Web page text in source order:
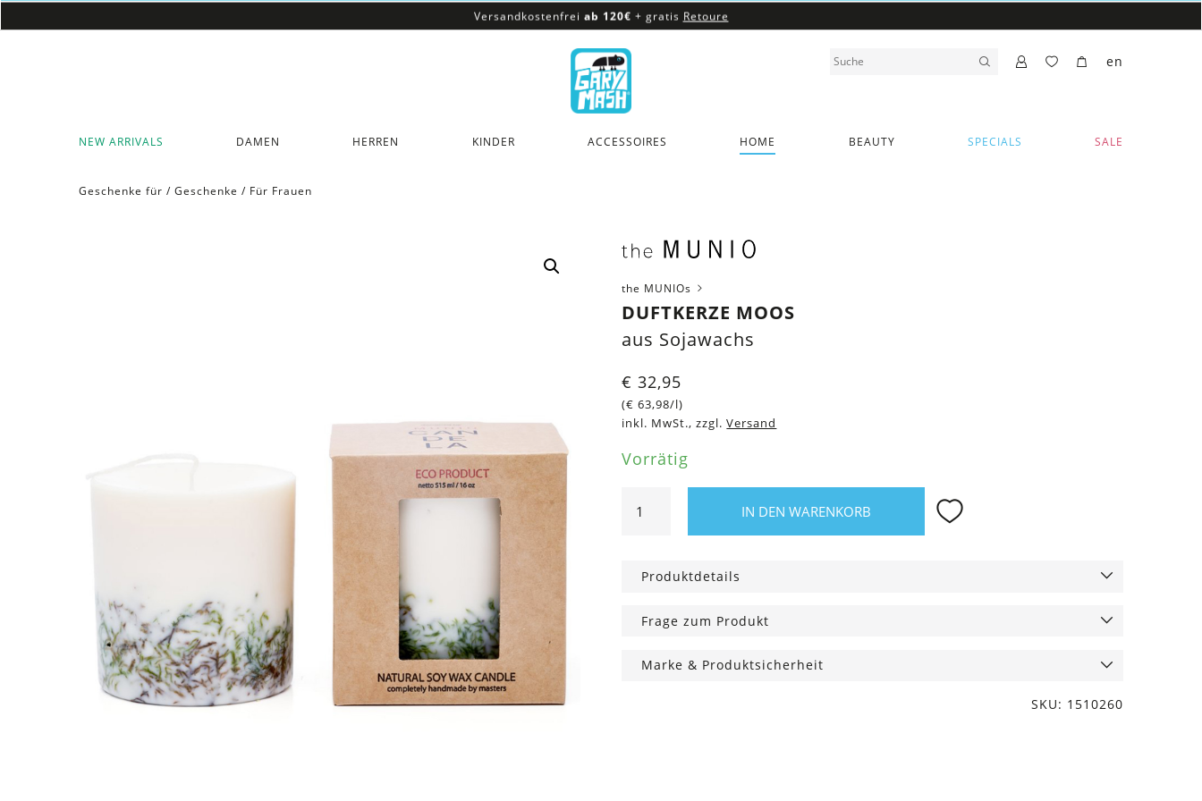
Versandkostenfrei ab 120€ + gratis Retoure
Versandkostenfreiab 120€
NEW ARRIVALS DAMEN HERREN KINDER ACCESSOIRES HOME BEAUTY SPECIALS SALE
en
Geschenke für / Geschenke / Für Frauen
the MUNIOs
DUFTKERZE MOOS
aus Sojawachs
€ 32,95
(€ 63,98/l)
inkl. MwSt., zzgl. Versand
Vorrätig
Moos
IN DEN WARENKORB
Produktdetails
Frage zum Produkt
Marke & Produktsicherheit
SKU: 1510260